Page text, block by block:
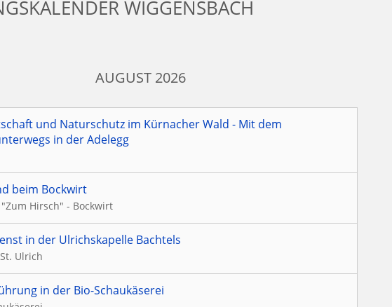
WIGGENSBACH
AUGUST 2026
und Naturschutz im Kürnacher Wald - Mit dem
in der Adelegg
beim Bockwirt
Hirsch" - Bockwirt
in der Ulrichskapelle Bachtels
Ulrich
in der Bio-Schaukäserei